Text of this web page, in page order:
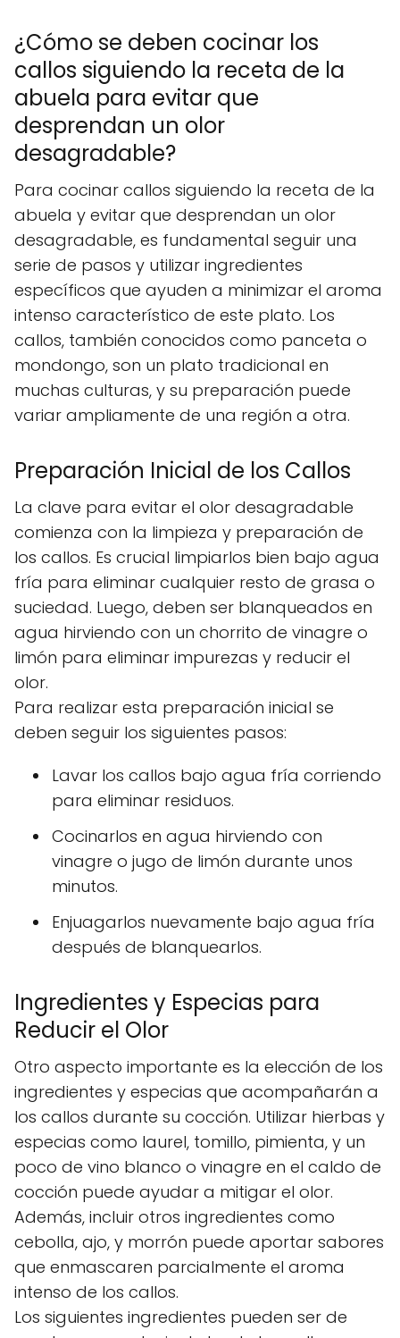
¿Cómo se deben cocinar los
callos siguiendo la receta de la
abuela para evitar que
desprendan un olor
desagradable?
Para cocinar callos siguiendo la receta de la
abuela y evitar que desprendan un olor
desagradable, es fundamental seguir una
serie de pasos y utilizar ingredientes
específicos que ayuden a minimizar el aroma
intenso característico de este plato. Los
callos, también conocidos como panceta o
mondongo, son un plato tradicional en
muchas culturas, y su preparación puede
variar ampliamente de una región a otra.
Preparación Inicial de los Callos
La clave para evitar el olor desagradable
comienza con la limpieza y preparación de
los callos. Es crucial limpiarlos bien bajo agua
fría para eliminar cualquier resto de grasa o
suciedad. Luego, deben ser blanqueados en
agua hirviendo con un chorrito de vinagre o
limón para eliminar impurezas y reducir el
olor.
Para realizar esta preparación inicial se
deben seguir los siguientes pasos:
Lavar los callos bajo agua fría corriendo
para eliminar residuos.
Cocinarlos en agua hirviendo con
vinagre o jugo de limón durante unos
minutos.
Enjuagarlos nuevamente bajo agua fría
después de blanquearlos.
Ingredientes y Especias para
Reducir el Olor
Otro aspecto importante es la elección de los
ingredientes y especias que acompañarán a
los callos durante su cocción. Utilizar hierbas y
especias como laurel, tomillo, pimienta, y un
poco de vino blanco o vinagre en el caldo de
cocción puede ayudar a mitigar el olor.
Además, incluir otros ingredientes como
cebolla, ajo, y morrón puede aportar sabores
que enmascaren parcialmente el aroma
intenso de los callos.
Los siguientes ingredientes pueden ser de